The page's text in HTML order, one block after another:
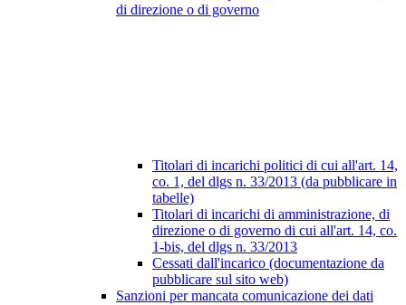
di direzione o di governo
Titolari di incarichi politici di cui all'art. 14,
co. 1, del dlgs n. 33/2013 (da pubblicare in
tabelle)
Titolari di incarichi di amministrazione, di
direzione o di governo di cui all'art. 14, co.
1-bis, del dlgs n. 33/2013
Cessati dall'incarico (documentazione da
pubblicare sul sito web)
Sanzioni per mancata comunicazione dei dati